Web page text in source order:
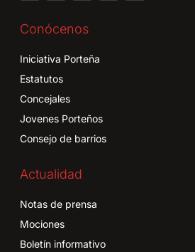
Conócenos
Iniciativa Porteña
Estatutos
Concejales
Jovenes Porteños
Consejo de barrios
Actualidad
Notas de prensa
Mociones
Boletín informativo